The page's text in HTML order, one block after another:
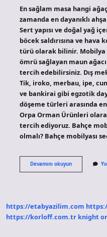
En sağlam masa hangi
zamanda en dayanıklı
Sert yapısı ve doğal yağ
böcek saldırısına ve hava
türü olarak bilinir. Mobilya
ömrü sağlayan maun
tercih edebilirsiniz. Dış
Tik, iroko, merbau, ipe,
ve bankirai gibi egzotik
döşeme türleri arasında
Orpa Orman Ürünleri
tercih ediyoruz. Bahçe
olmalı? Bahçe mobilyası
Devamını okuyunBahçe
Masası
https://etabyazilim.com
https://korloff.com.tr knight